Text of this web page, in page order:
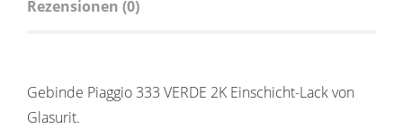
Rezensionen (0)
Gebinde Piaggio 333 VERDE 2K Einschicht-Lack von
Glasurit.